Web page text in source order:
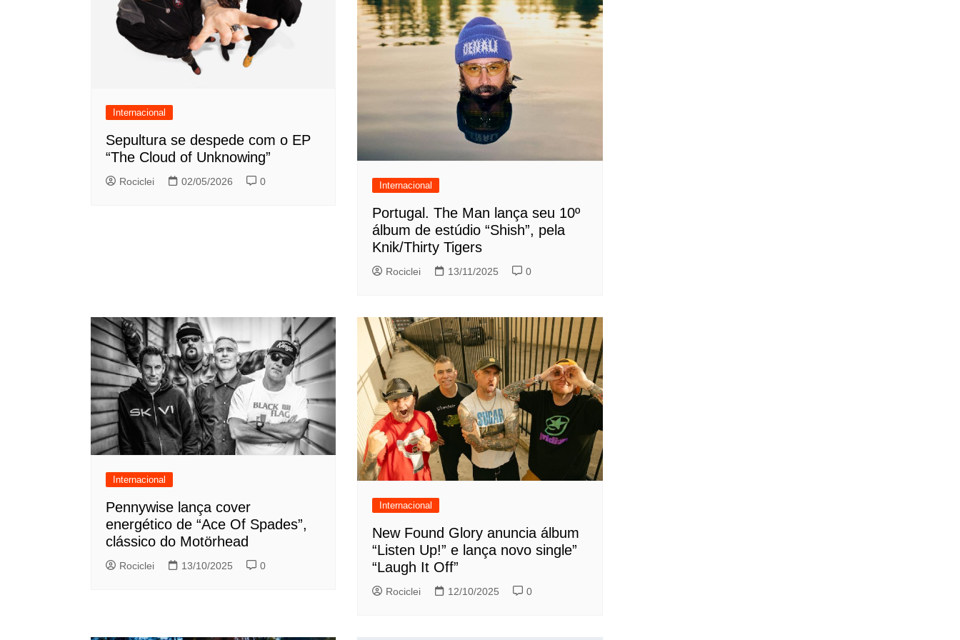
Internacional
Sepultura se despede com o EP
“The Cloud of Unknowing”
Rociclei 02/05/2026 0 Internacional
Portugal. The Man lança seu 10º
álbum de estúdio “Shish”, pela
Knik/Thirty Tigers
Rociclei 13/11/2025 0
Internacional
Pennywise lança cover
energético de “Ace Of Spades”,
clássico do Motörhead
Rociclei 13/10/2025 0
Internacional
New Found Glory anuncia álbum
“Listen Up!” e lança novo single”
“Laugh It Off”
Rociclei 12/10/2025 0